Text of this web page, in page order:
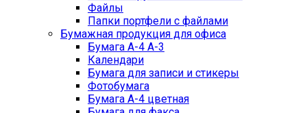
Файлы
Папки портфели с файлами
Бумажная продукция для офиса
Бумага А-4 А-3
Календари
Бумага для записи и стикеры
Фотобумага
Бумага А-4 цветная